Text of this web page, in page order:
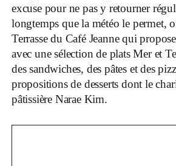
excuse pour ne pas y retourner
longtemps que la météo le permet,
Terrasse du Café Jeanne qui
avec une sélection de plats Mer et
des sandwiches, des pâtes et des
propositions de desserts dont le
pâtissière Narae Kim.